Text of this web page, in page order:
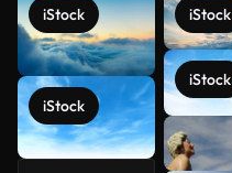
iStock
iStock
iStock
iStock